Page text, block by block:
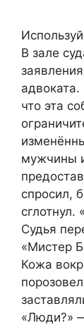
В зале
что эта
мужчины
спросил,
сглотнул.
Судья
«Мистер
Кожа
«Люди?»